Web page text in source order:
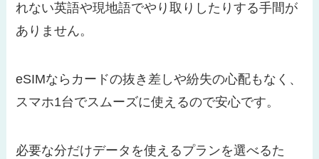
れない英語や現地語でやり取りしたりする手間が
ありません。
eSIMならカードの抜き差しや紛失の心配もなく、
スマホ1台でスムーズに使えるので安心です。
必要な分だけデータを使えるプランを選べるた